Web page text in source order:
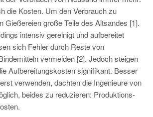
die Kosten. Um den Verbrauch zu
Gießereien große Teile des Altsandes [1].
intensiv gereinigt und aufbereitet
sich Fehler durch Reste von
vermeiden [2]. Jedoch steigen
Aufbereitungskosten signifikant. Besser
verwenden, dachten die Ingenieure von
beides zu reduzieren: Produktions-